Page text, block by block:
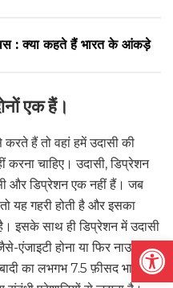
: क्या कहते हैं भारत के आंकड़े
एक हैं।
हैं तो वहां हमें उदासी की
चाहिए। उदासी, डिप्रेशन
और डिप्रेशन एक नहीं हैं। जब
यह गहरी होती है और इसका
इसके साथ ही डिप्रेशन में उदासी
होना या फिर नाउम्मीद
का लभगभ 7.5 फ़ीसद भाग